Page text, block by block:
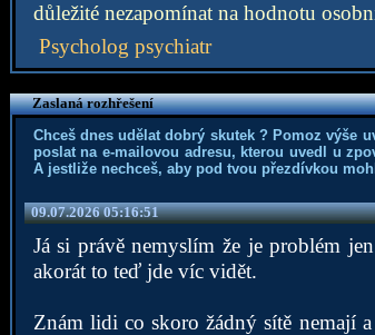
důležité nezapomínat na hodnotu
Psycholog psychiatr
Zaslaná rozhřešení
Chceš dnes udělat dobrý skutek ? Pomoz výše
poslat na e-mailovou adresu, kterou uvedl u
A jestliže nechceš, aby pod tvou přezdívkou
09.07.2026 05:16:51
Já si právě nemyslím že je problém
akorát to teď jde víc vidět.
Znám lidi co skoro žádný sítě nemají